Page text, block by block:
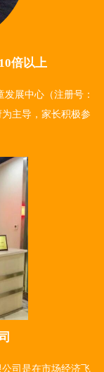
倍以上
展中心（注册号：
为主导，家长积极参
司是在市场经济飞